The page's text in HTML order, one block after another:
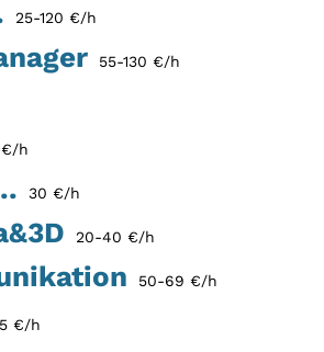
25-120 €/h
55-130 €/h
h
30 €/h
20-40 €/h
50-69 €/h
€/h